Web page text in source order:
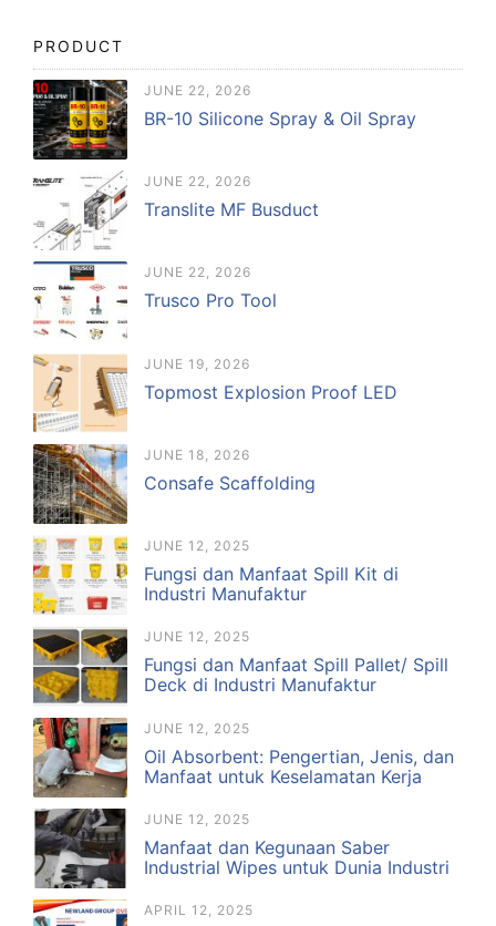
PRODUCT
JUNE 22, 2026
BR-10 Silicone Spray & Oil Spray
JUNE 22, 2026
Translite MF Busduct
JUNE 22, 2026
Trusco Pro Tool
JUNE 19, 2026
Topmost Explosion Proof LED
JUNE 18, 2026
Consafe Scaffolding
JUNE 12, 2025
Fungsi dan Manfaat Spill Kit di
Industri Manufaktur
JUNE 12, 2025
Fungsi dan Manfaat Spill Pallet/ Spill
Deck di Industri Manufaktur
JUNE 12, 2025
Oil Absorbent: Pengertian, Jenis, dan
Manfaat untuk Keselamatan Kerja
JUNE 12, 2025
Manfaat dan Kegunaan Saber
Industrial Wipes untuk Dunia Industri
APRIL 12, 2025